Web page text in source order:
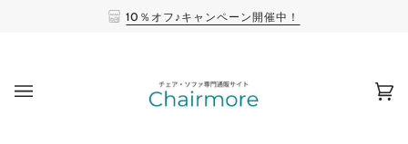
10％オフ♪キャンペーン開催中！